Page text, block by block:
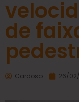
de
Cardoso 26/